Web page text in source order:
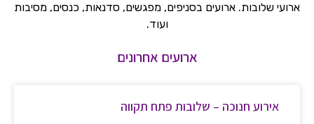
ארועי שלובות. ארועים בסניפים, מפגשים, סדנאות, כנסים, מסיבות
ועוד.
ארועים אחרונים
אירוע חנוכה – שלובות פתח תקווה